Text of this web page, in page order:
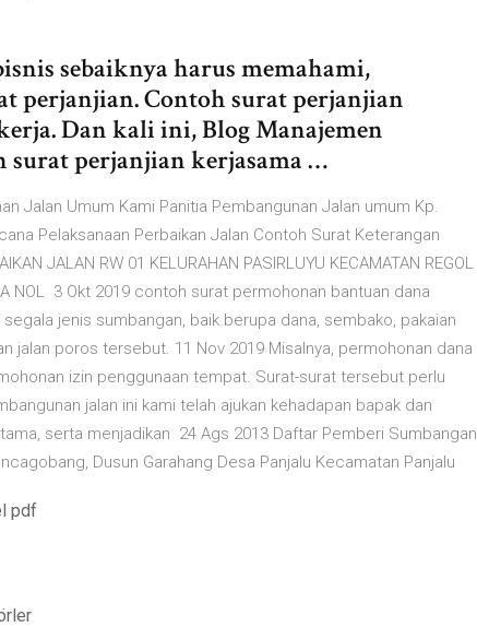
sebaiknya harus memahami,
perjanjian. Contoh surat perjanjian
Dan kali ini, Blog Manajemen
surat perjanjian kerjasama …
Jalan Umum Kami Panitia Pembangunan Jalan umum Kp.
Pelaksanaan Perbaikan Jalan Contoh Surat Keterangan
JALAN RW 01 KELURAHAN PASIRLUYU KECAMATAN REGOL
NOL 3 Okt 2019 contoh surat permohonan bantuan dana
jenis sumbangan, baik berupa dana, sembako, pakaian
jalan poros tersebut. 11 Nov 2019 Misalnya, permohonan dana
izin penggunaan tempat. Surat-surat tersebut perlu
jalan ini kami telah ajukan kehadapan bapak dan
serta menjadikan 24 Ags 2013 Daftar Pemberi Sumbangan
Dusun Garahang Desa Panjalu Kecamatan Panjalu
pdf